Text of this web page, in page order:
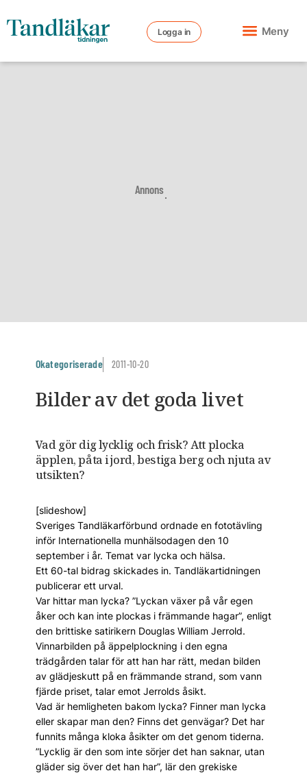
Logga in Meny
Annons
Okategoriserade 2011-10-20
Bilder av det goda livet
Vad gör dig lycklig och frisk? Att plocka
äpplen, påta i jord, bestiga berg och njuta av
utsikten?
[slideshow]
Sveriges Tandläkarförbund ordnade en fototävling
inför Internationella munhälsodagen den 10
september i år. Temat var lycka och hälsa.
Ett 60-tal bidrag skickades in. Tandläkartidningen
publicerar ett urval.
Var hittar man lycka? ”Lyckan växer på vår egen
åker och kan inte plockas i främmande hagar”, enligt
den brittiske satirikern Douglas William Jerrold.
Vinnarbilden på äppelplockning i den egna
trädgården talar för att han har rätt, medan bilden
av glädjeskutt på en främmande strand, som vann
fjärde priset, talar emot Jerrolds åsikt.
Vad är hemligheten bakom lycka? Finner man lycka
eller skapar man den? Finns det genvägar? Det har
funnits många kloka åsikter om det genom tiderna.
”Lycklig är den som inte sörjer det han saknar, utan
gläder sig över det han har”, lär den grekiske